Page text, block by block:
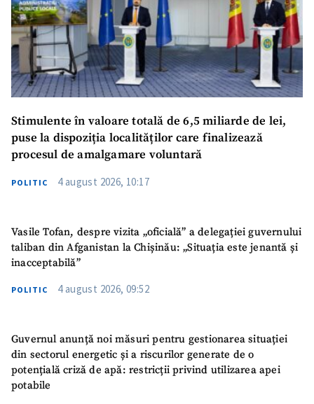
Stimulente în valoare totală de 6,5 miliarde de lei,
puse la dispoziția localităților care finalizează
procesul de amalgamare voluntară
POLITIC 4 august 2026, 10:17
Vasile Tofan, despre vizita „oficială” a delegației guvernului
taliban din Afganistan la Chișinău: „Situația este jenantă și
inacceptabilă”
POLITIC 4 august 2026, 09:52
Guvernul anunță noi măsuri pentru gestionarea situației
din sectorul energetic și a riscurilor generate de o
potențială criză de apă: restricții privind utilizarea apei
potabile